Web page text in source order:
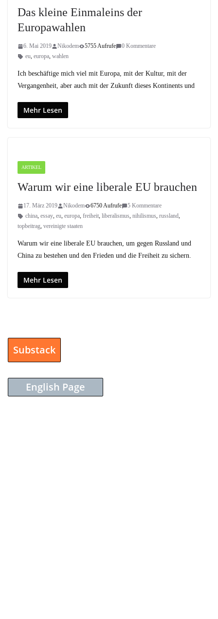
Das kleine Einmaleins der
Europawahlen
6. Mai 2019 Nikodem 5755 Aufrufe
0 Kommentare
eu, europa, wahlen
Ich beschäftige mich viel mit Europa, mit der Kultur, mit der
Vergangenheit, aber auch mit der Zukunft dieses Kontinents und
Mehr Lesen
ARTIKEL
Warum wir eine liberale EU brauchen
17. März 2019 Nikodem 6750 Aufrufe
5 Kommentare
china, essay, eu, europa, freiheit, liberalismus, nihilismus, russland,
topbeitrag, vereinigte staaten
Warum wir eine liberale EU brauchen, um gegen Russland und
China zu bestehen und den Frieden und die Freiheit zu sichern.
Mehr Lesen
Substack
English Page